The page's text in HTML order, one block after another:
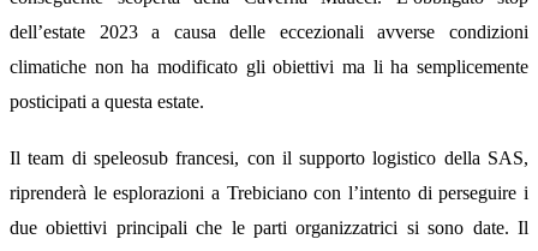
dell’estate 2023 a causa delle eccezionali avverse condizioni
climatiche non ha modificato gli obiettivi ma li ha semplicemente
posticipati a questa estate.
Il team di speleosub francesi, con il supporto logistico della SAS,
riprenderà le esplorazioni a Trebiciano con l’intento di perseguire i
due obiettivi principali che le parti organizzatrici si sono date. Il